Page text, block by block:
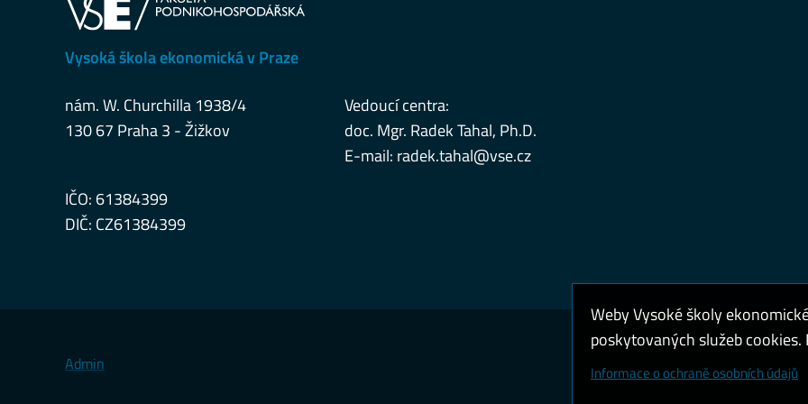
Vysoká škola ekonomická v Praze
nám. W. Churchilla 1938/4
130 67 Praha 3 - Žižkov
Vedoucí centra:
doc. Mgr. Radek Tahal, Ph.D.
E-mail: radek.tahal@vse.cz
IČO: 61384399
DIČ: CZ61384399
Admin Cookies a ochrana
Weby Vysoké školy
poskytovaných služeb
Informace o ochraně osobních údajů